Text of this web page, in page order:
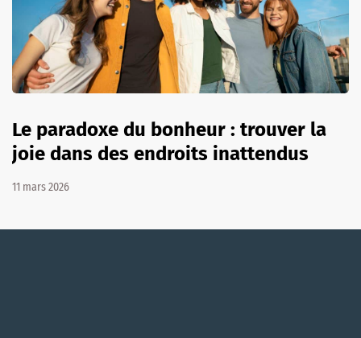
Le paradoxe du bonheur : trouver la
joie dans des endroits inattendus
11 mars 2026